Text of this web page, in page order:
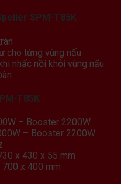
SPM-T85K
cho từng vùng nấu
nhấc nồi khỏi vùng nấu
T85K
– Booster 2200W
– Booster 2200W
x 430 x 55 mm
700 x 400 mm